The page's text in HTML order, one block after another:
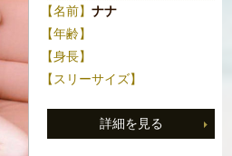
【名前】ナナ
【年齢】
【身長】
【スリーサイズ】
詳細を見る